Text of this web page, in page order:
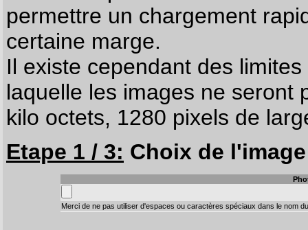
permettre un chargement
certaine marge.
Il existe cependant des
laquelle les images ne seront
kilo octets, 1280 pixels de
Etape 1 / 3: Choix de
Merci de ne pas utiliser d'espaces ou caractères spéciaux dans le nom